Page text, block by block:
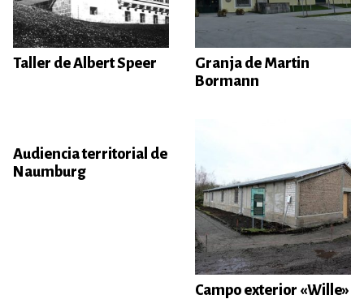
Taller de Albert Speer
Granja de Martin
Bormann
Audiencia territorial de
Naumburg
Campo exterior «Wille»